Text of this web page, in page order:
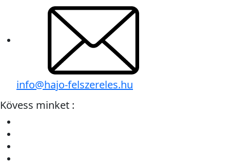
info@hajo-felszereles.hu
Kövess minket :